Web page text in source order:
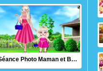
Séance Photo Maman et Bébé Elsa